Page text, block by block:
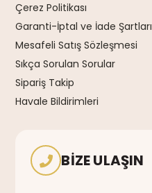
Çerez Politikası
Garanti-İptal ve İade Şartları
Mesafeli Satış Sözleşmesi
Sıkça Sorulan Sorular
Sipariş Takip
Havale Bildirimleri
BIZE ULAŞIN